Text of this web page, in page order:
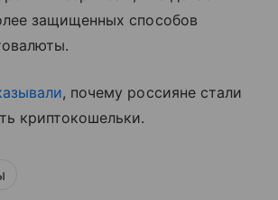
защищенных способов
, почему россияне стали
криптокошельки.